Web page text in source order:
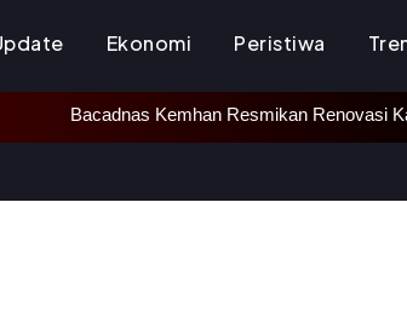
Ekonomi Peristiwa
Resmikan Renovasi Kantor LVRI dan